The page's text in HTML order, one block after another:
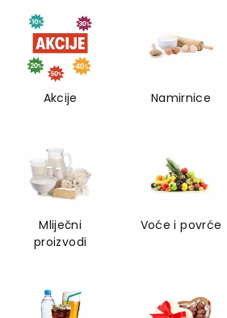
Akcije Namirnice
Mliječni
proizvodi
Voće i povrće